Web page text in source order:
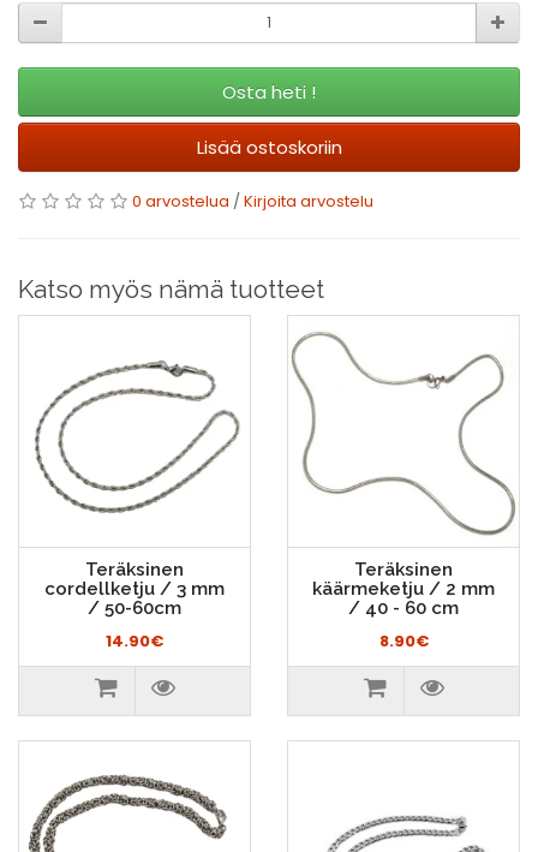
Osta heti !
Lisää ostoskoriin
0 arvostelua /Kirjoita arvostelu
Katso myös nämä tuotteet
Teräksinen
cordellketju / 3 mm
/ 50-60cm
14.90€
Teräksinen
käärmeketju / 2 mm
/ 40 - 60 cm
8.90€